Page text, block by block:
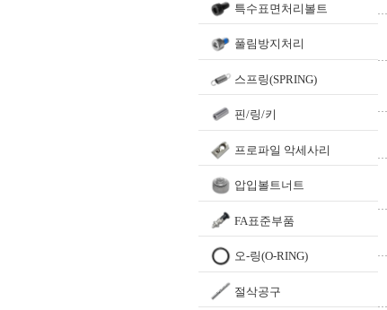
특수표면처리볼트
풀림방지처리
스프링(SPRING)
핀/링/키
프로파일 악세사리
압입볼트너트
FA표준부품
오-링(O-RING)
절삭공구